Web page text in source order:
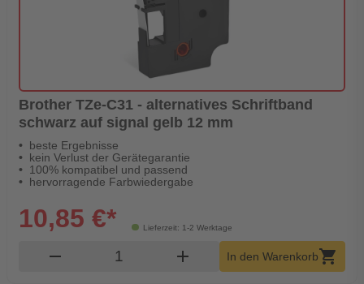
Brother TZe-C31 - alternatives Schriftband
schwarz auf signal gelb 12 mm
beste Ergebnisse
kein Verlust der Gerätegarantie
100% kompatibel und passend
hervorragende Farbwiedergabe
Lieferzeit: 1-2 Werktage
10,85 €*
remove Produkt Warenkorb Menge
add In den Warenkorbshopping_cart